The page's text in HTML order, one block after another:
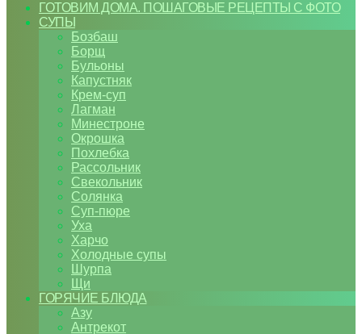
ГОТОВИМ ДОМА. ПОШАГОВЫЕ РЕЦЕПТЫ С ФОТО
СУПЫ
Бозбаш
Борщ
Бульоны
Капустняк
Крем-суп
Лагман
Минестроне
Окрошка
Похлебка
Рассольник
Свекольник
Солянка
Суп-пюре
Уха
Харчо
Холодные супы
Шурпа
Щи
ГОРЯЧИЕ БЛЮДА
Азу
Антрекот